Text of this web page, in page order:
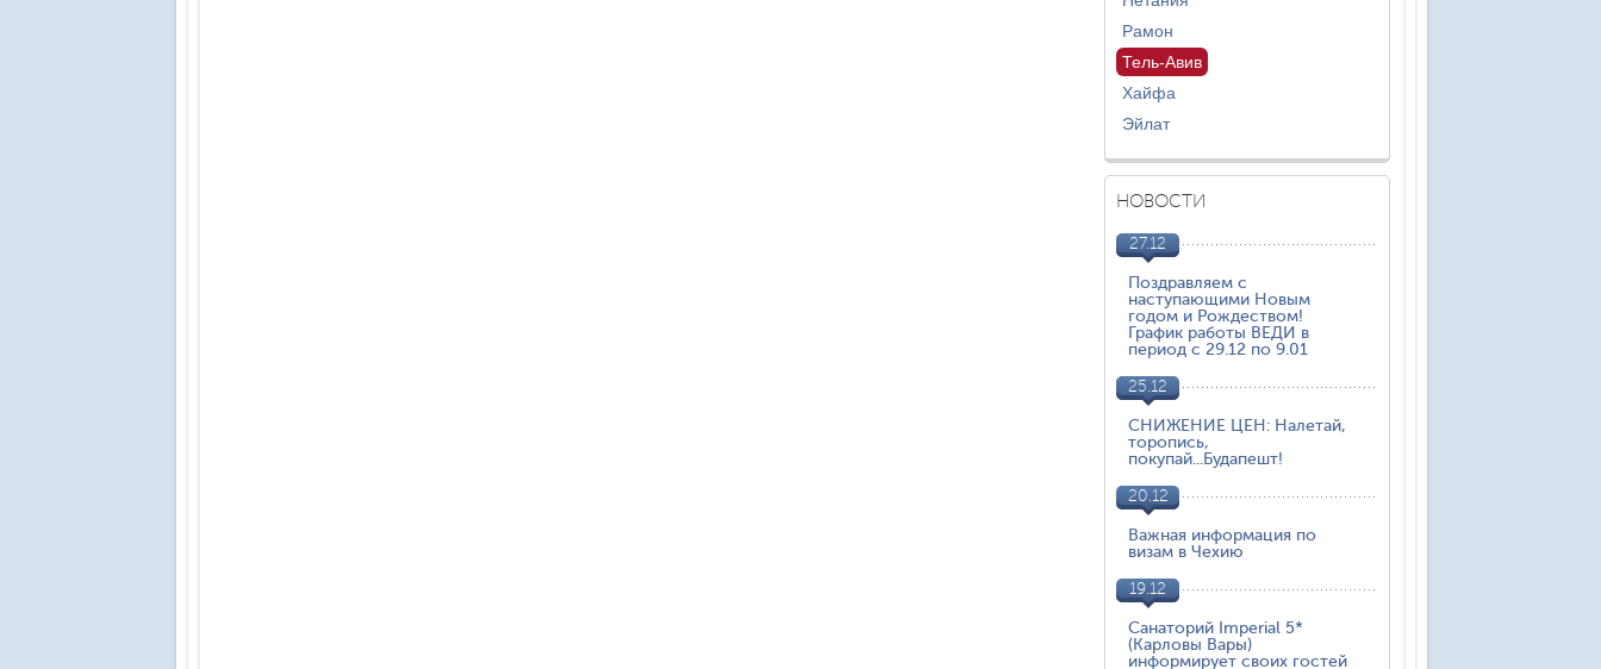
Рамон
Тель-Авив
Хайфа
Эйлат
НОВОСТИ
27.12
Поздравляем с
наступающими Новым
годом и Рождеством!
График работы ВЕДИ в
период с 29.12 по 9.01
25.12
СНИЖЕНИЕ ЦЕН: Налетай,
торопись,
покупай...Будапешт!
20.12
Важная информация по
визам в Чехию
19.12
Санаторий Imperial 5*
(Карловы Вары)
информирует своих гостей